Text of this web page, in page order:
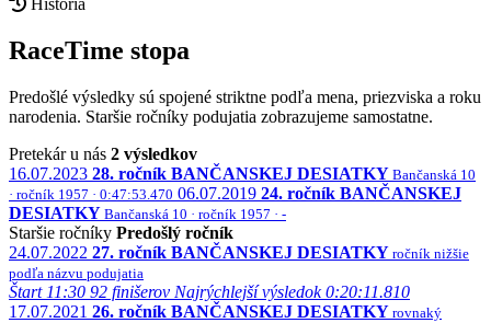
História
RaceTime stopa
Predošlé výsledky sú spojené striktne podľa mena, priezviska a roku
narodenia. Staršie ročníky podujatia zobrazujeme samostatne.
Pretekár u nás 2 výsledkov
16.07.2023 28. ročník BANČANSKEJ DESIATKY Bančanská 10
· ročník 1957 · 0:47:53.470 06.07.2019 24. ročník BANČANSKEJ
DESIATKY Bančanská 10 · ročník 1957 · -
Staršie ročníky Predošlý ročník
24.07.2022 27. ročník BANČANSKEJ DESIATKY ročník nižšie
podľa názvu podujatia
Štart 11:30 92 finišerov Najrýchlejší výsledok 0:20:11.810
17.07.2021 26. ročník BANČANSKEJ DESIATKY rovnaký